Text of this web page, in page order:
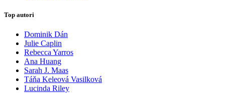
Top autori
Dominik Dán
Julie Caplin
Rebecca Yarros
Ana Huang
Sarah J. Maas
Táňa Keleová Vasilková
Lucinda Riley